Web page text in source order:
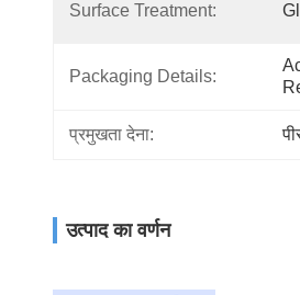
Surface Treatment:
Packaging Details:
प्रमुखता देना:
उत्पाद का वर्णन